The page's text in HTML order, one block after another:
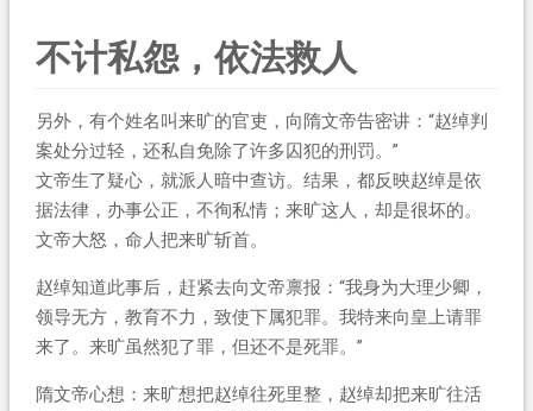
不计私怨，依法救人
另外，有个姓名叫来旷的官吏，向隋文帝告密讲：“赵绰判
案处分过轻，还私自免除了许多囚犯的刑罚。”
文帝生了疑心，就派人暗中查访。结果，都反映赵绰是依
据法律，办事公正，不徇私情；来旷这人，却是很坏的。
文帝大怒，命人把来旷斩首。
赵绰知道此事后，赶紧去向文帝禀报：“我身为大理少卿，
领导无方，教育不力，致使下属犯罪。我特来向皇上请罪
来了。来旷虽然犯了罪，但还不是死罪。”
隋文帝心想：来旷想把赵绰往死里整，赵绰却把来旷往活